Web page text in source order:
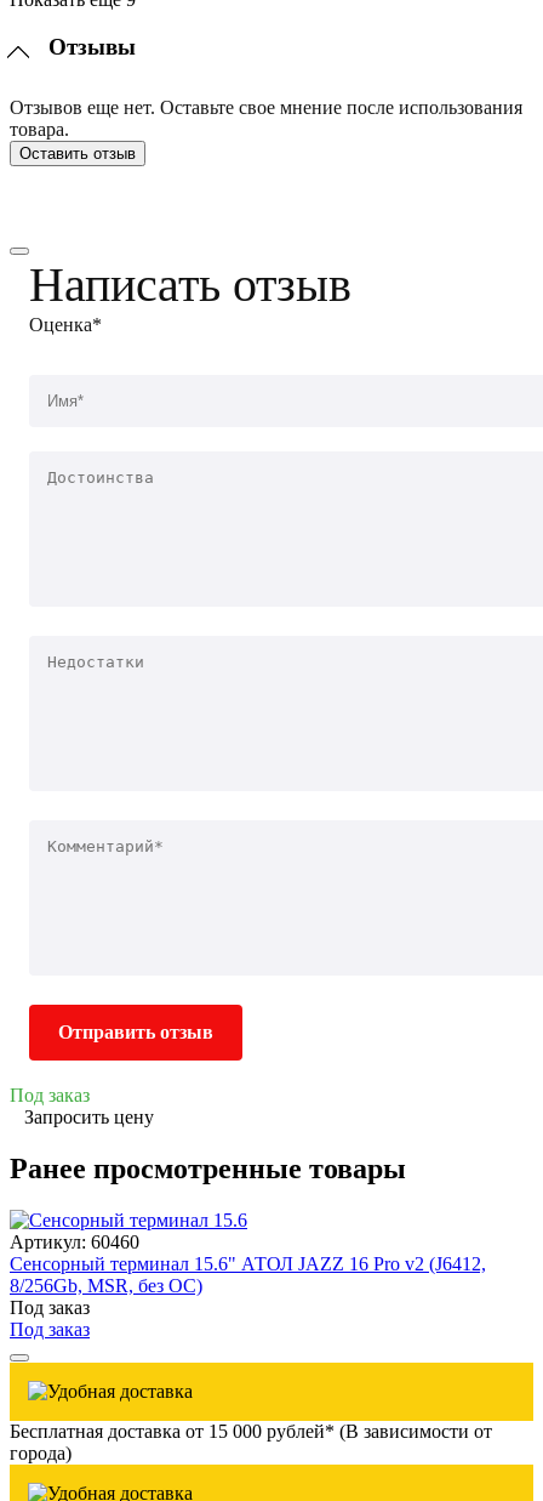
Отзывы
Отзывов еще нет. Оставьте свое мнение после использования
товара.
Оставить отзыв
Написать отзыв
Оценка*
Отправить отзыв
Под заказ
Запросить цену
Ранее просмотренные товары
Артикул: 60460
Сенсорный терминал 15.6" АТОЛ JAZZ 16 Pro v2 (J6412,
8/256Gb, MSR, без ОС)
Под заказ
Под заказ
Бесплатная доставка от 15 000 рублей* (В зависимости от
города)